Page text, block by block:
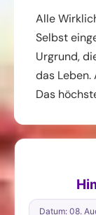
Alle
Selbst
Urgrund,
das
Das
Datum: 08.